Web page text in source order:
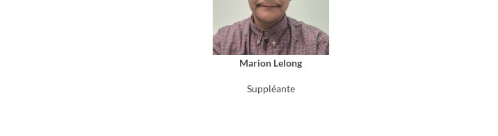
Marion Lelong
Suppléante